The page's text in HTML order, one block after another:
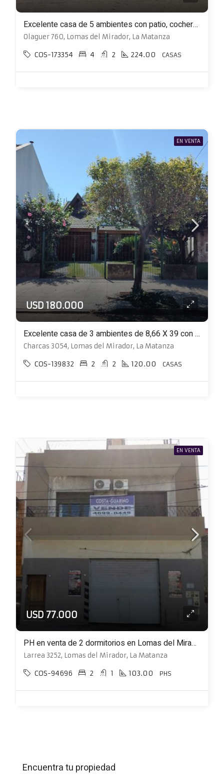
Excelente casa de 5 ambientes con patio, cochera y quincho
Olaguer 760, Lomas del Mirador, La Matanza
COS-173354 4 2 224.00 CASAS
EN VENTA
USD 180.000
Excelente casa de 3 ambientes de 8,66 X 39 con patio con pileta y terraza
Charcas 3054, Lomas del Mirador, La Matanza
COS-139832 2 2 120.00 CASAS
EN VENTA
USD 77.000
PH en venta de 2 dormitorios en Lomas del Mirador
Larrea 3252, Lomas del Mirador, La Matanza
COS-94696 2 1 103.00 PHS
Encuentra tu propiedad